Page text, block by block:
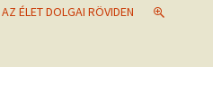
AZ ÉLET DOLGAI RÖVIDEN